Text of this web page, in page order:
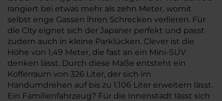
rangiert bei etwas mehr als zehn Meter, womit
selbst enge Gassen ihren Schrecken verlieren. Für
die City eignet sich der Japaner perfekt und passt
zudem auch in kleine Parklücken. Clever ist die
Höhe von 1,49 Meter, die fast an ein Mini-SUV
denken lässt. Durch diese Maße entsteht ein
Kofferraum von 326 Liter, der sich im
Handumdrehen auf bis zu 1.106 Liter erweitern lässt.
Ein Familienfahrzeug? Für die Innenstadt lässt sich